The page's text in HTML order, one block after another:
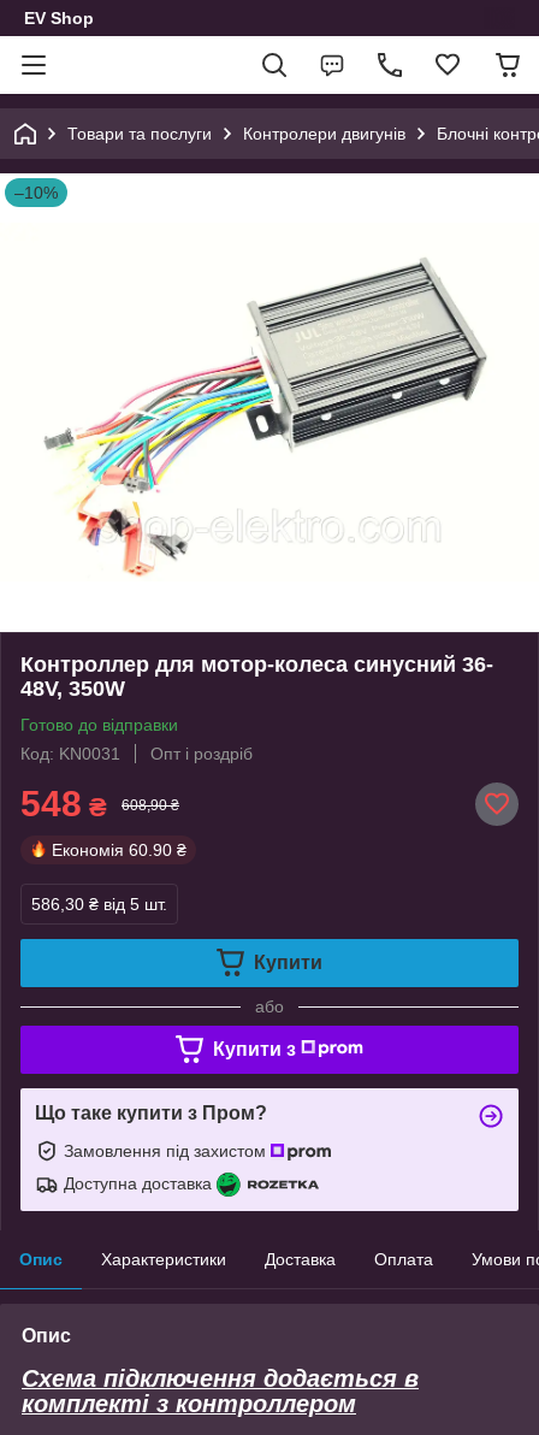
EV Shop
Товари та послуги Контролери двигунів Блочні
–10%
Контроллер для мотор-колеса синусний 36-
48V, 350W
Готово до відправки
Код: KN0031
Опт і роздріб
548 ₴ 608,90 ₴
Економія 60.90 ₴
586,30 ₴ від 5 шт.
Купити
або
Купити з
Що таке купити з Пром?
Замовлення під захистом
Доступна доставка
Опис Характеристики Доставка Оплата Умови
Опис
Схема підключення додається в
комплекті з контроллером